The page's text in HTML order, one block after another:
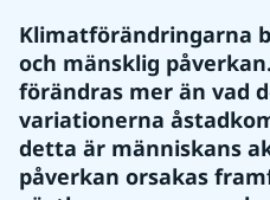
Klimatförändringarna
och mänsklig
förändras mer än vad
variationerna
detta är människans
påverkan orsakas